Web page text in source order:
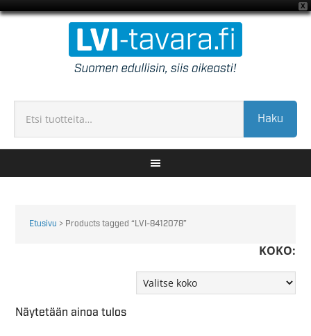
X
Haku
Etusivu > Products tagged “LVI-8412078”
KOKO:
Näytetään ainoa tulos